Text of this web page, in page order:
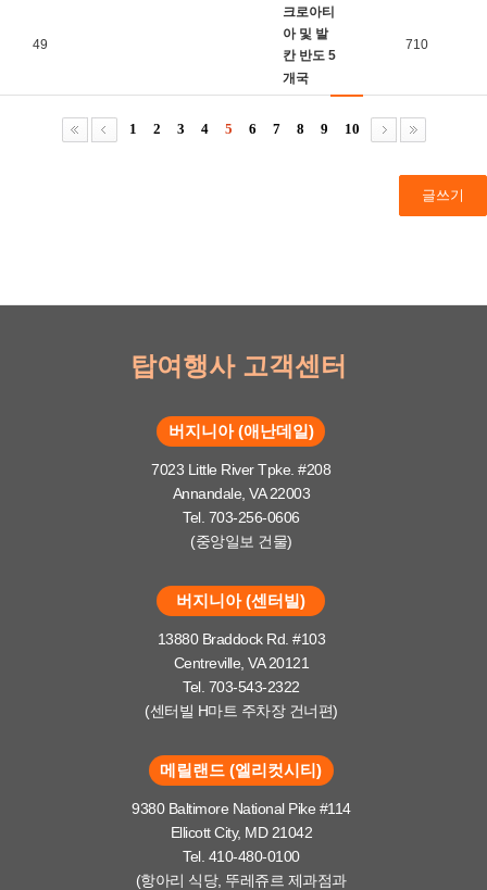
49
크로아티
아 및 발
칸 반도 5
개국
710
1 2 3 4 5 6 7 8 9 10
글쓰기
탑여행사 고객센터
버지니아 (애난데일)
7023 Little River Tpke. #208
Annandale, VA 22003
Tel. 703-256-0606
(중앙일보 건물)
버지니아 (센터빌)
13880 Braddock Rd. #103
Centreville, VA 20121
Tel. 703-543-2322
(센터빌 H마트 주차장 건너편)
메릴랜드 (엘리컷시티)
9380 Baltimore National Pike #114
Ellicott City, MD 21042
Tel. 410-480-0100
(항아리 식당, 뚜레쥬르 제과점과